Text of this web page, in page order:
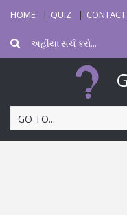
HOME QUIZ
GO TO...